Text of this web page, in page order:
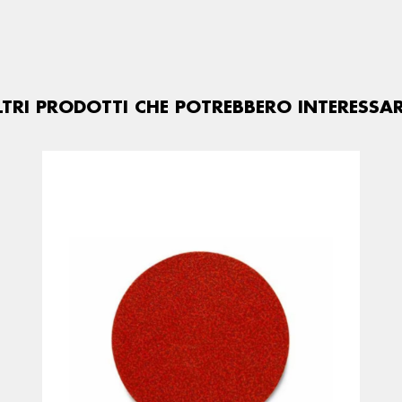
PRODOTTI CHE POTREBBERO